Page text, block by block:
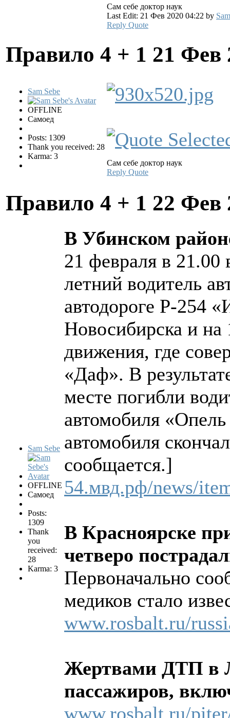
Сам себе доктор наук
Last Edit: 21 Фев 2020 04:22 by
Reply Quote
Правило 4 + 1 21 Фев
Sam Sebe
OFFLINE
Самоед
Posts: 1309
Thank you received: 28
Karma: 3
Сам себе доктор наук
Reply Quote
Правило 4 + 1 22 Фев
Sam Sebe
OFFLINE
Самоед
Posts:
1309
Thank
you
received:
28
Karma: 3
В Убинском
21 февраля в 21.00
летний водитель
автодороге Р-254
Новосибирска и на
движения, где
«Даф». В
месте погибли
автомобиля
автомобиля
сообщается.]
54.мвд.рф/news/
В Красноярске
четверо
Первоначально
медиков стало
www.rosbalt.ru/
Жертвами ДТП в
пассажиров,
www.rosbalt.ru/